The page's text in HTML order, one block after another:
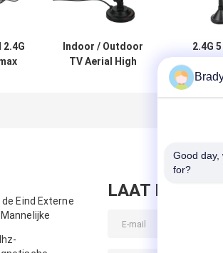
2.4G
Indoor / Outdoor
TV Aerial High
2.4G
Eind Externe
LAAT
Good day,
for?